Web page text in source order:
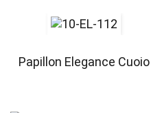
Papillon Elegance Cuoio